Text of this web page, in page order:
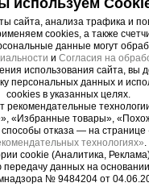
при низком
используем
сайта, анализа трафика и
cookies, а также
данные могут
и Согласия на
использования сайта, вы
персональных данных и
cookies в указанных целях.
рекомендательные
«Избранные товары»,
отказа — на странице
технологиях».
cookie (Аналитика,
передачу данных на
№ 9484204 от